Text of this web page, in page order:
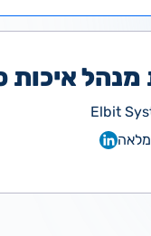
איכות
Elbit
מלאה